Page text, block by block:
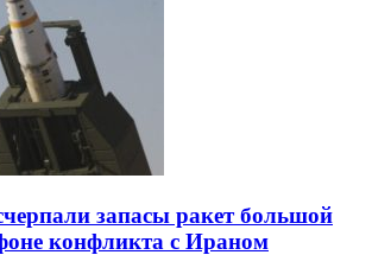
запасы ракет большой
конфликта с Ираном